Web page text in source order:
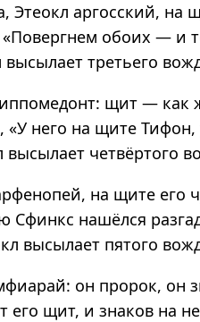
Этеокл аргосский, на
обоих — и
третьего
щит — как
него на щите Тифон,
четвёртого
на щите его
нашёлся
высылает пятого
он пророк, он
щит, и знаков на